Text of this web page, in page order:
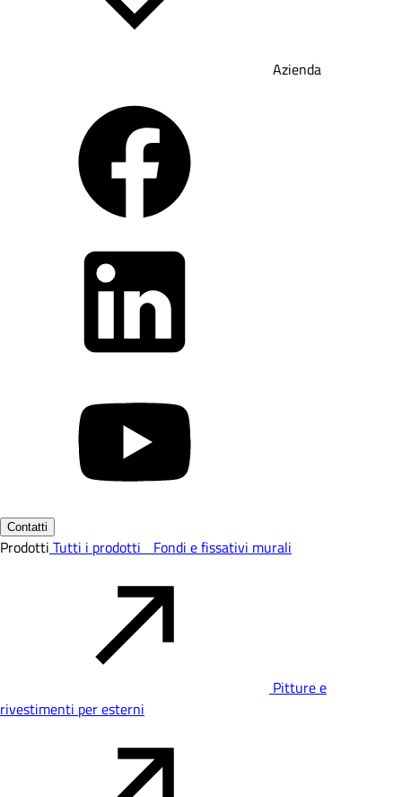
Azienda
Contatti
Prodotti Tutti i prodotti Fondi e fissativi murali
Pitture e
rivestimenti per esterni